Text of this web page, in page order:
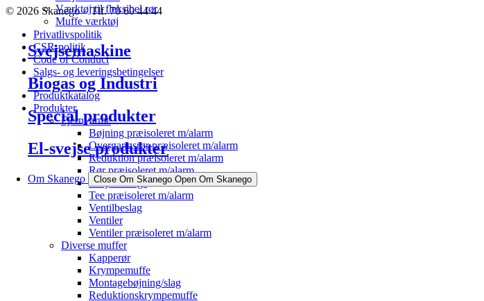
Værktøj til fleksibel rør
Muffe værktøj
Svejsemaskine
Biogas og Industri
Special produkter
El-svejse produkter
Om Skanego Close Om Skanego Open Om Skanego
© 2026 Skanego – Tlf. 70 60 44 44
Privatlivspolitik
CSR-politik
Code of Conduct
Salgs- og leveringsbetingelser
Produktkatalog
Produkter
Fjernvarme
Bøjning præisoleret m/alarm
Overgangsrør præisoleret m/alarm
Reduktion præisoleret m/alarm
Rør præisoleret m/alarm
Svejsefittings
Tee præisoleret m/alarm
Ventilbeslag
Ventiler
Ventiler præisoleret m/alarm
Diverse muffer
Kapperør
Krympemuffe
Montagebøjning/slag
Reduktionskrympemuffe